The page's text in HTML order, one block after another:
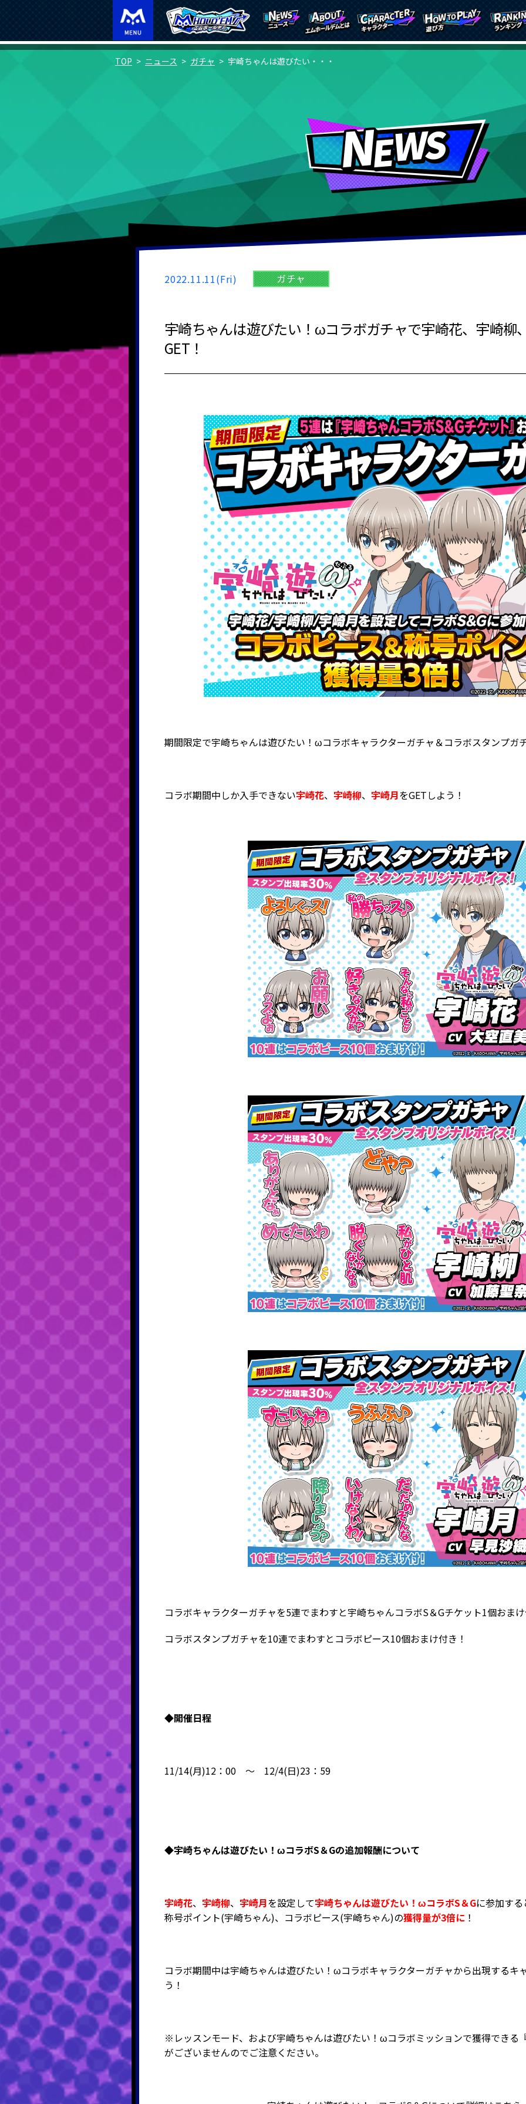
TOP ニュース ガチャ 宇崎ちゃんは遊びたい・・・
2022.11.11(Fri) ガチャ
宇崎ちゃんは遊びたい！ωコラボガチャで宇崎花、宇崎柳
GET！
期間限定で宇崎ちゃんは遊びたい！ωコラボキャラクターガチャ＆コラボスタンプガ
コラボ期間中しか入手できない宇崎花、 宇崎柳、 宇崎月をGETしよう！
コラボキャラクターガチャを5連でまわすと宇崎ちゃんコラボS＆Gチケット1個おま
コラボスタンプガチャを10連でまわすとコラボピース10個おまけ付き！
◆開催日程
11/14(月)12：00 ～ 12/4(日)23：59
◆宇崎ちゃんは遊びたい！ωコラボS＆Gの追加報酬について
宇崎花、 宇崎柳、 宇崎月を設定して宇崎ちゃんは遊びたい！ωコラボS＆Gに参加す
称号ポイント(宇崎ちゃん)、 コラボピース(宇崎ちゃん)の獲得量が3倍に ！
コラボ期間中は宇崎ちゃんは遊びたい！ωコラボキャラクターガチャから出現するキ
う！
※レッスンモード、および宇崎ちゃんは遊びたい！ωコラボミッションで獲得できる
がございませんのでご注意ください。